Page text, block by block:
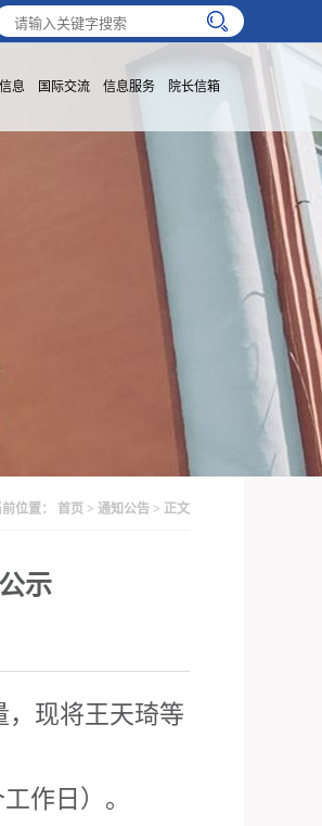
息 国际交流 信息服务 院长信箱
位置： 首页 > 通知公告 > 正文
示
，现将王天琦等
作日）。